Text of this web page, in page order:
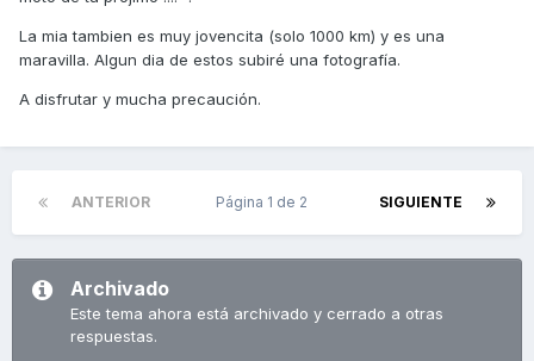
La mia tambien es muy jovencita (solo 1000 km) y es una
maravilla. Algun dia de estos subiré una fotografía.
A disfrutar y mucha precaución.
ANTERIOR SIGUIENTE
Página 1 de 2
Archivado
Este tema ahora está archivado y cerrado a otras
respuestas.